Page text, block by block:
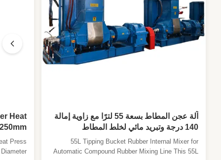
آلة عجن المطاط بسعة 55 لترًا مع زاوية إمالة
140 درجة وتبريد مائي لخلط المطاط
الأوتوماتيكي
55L Tipping Bucket Rubber Internal Mixer for
Automatic Compound Rubber Mixing Line This 55L